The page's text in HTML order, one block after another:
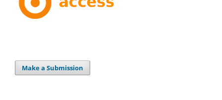
Make a Submission